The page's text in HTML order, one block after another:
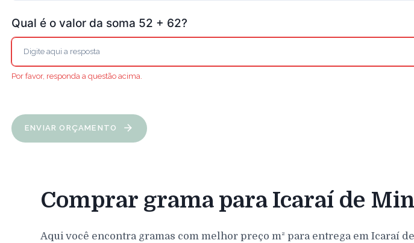
Qual é o valor da soma 52 + 62?
Por favor, responda a questão acima.
ENVIAR ORÇAMENTO
Comprar grama para Icaraí de
Aqui você encontra gramas com melhor preço m² para entrega em Icaraí